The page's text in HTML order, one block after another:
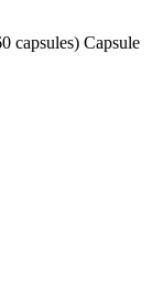
capsules) Capsule